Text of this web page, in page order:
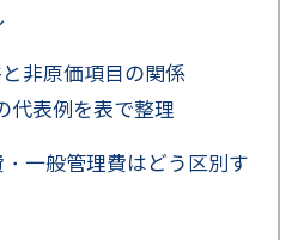
非原価項目の関係
代表例を表で整理
一般管理費はどう区別す